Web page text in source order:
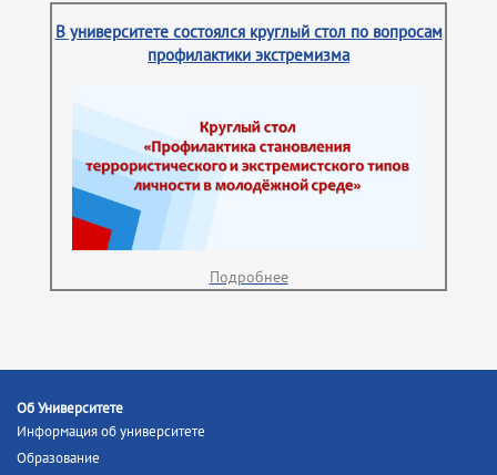
В университете состоялся круглый стол по вопросам
профилактики экстремизма
Подробнее
Об Университете
Информация об университете
Образование